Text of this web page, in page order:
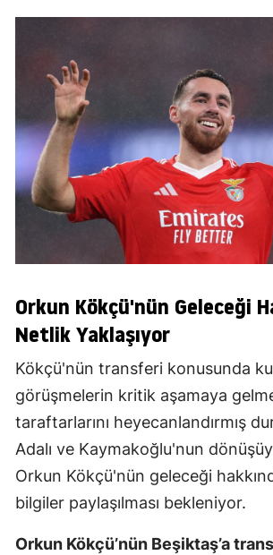
Orkun Kökçü'nün Geleceği
Netlik Yaklaşıyor
Kökçü'nün transferi konusunda
görüşmelerin kritik aşamaya
taraftarlarını heyecanlandırmış
Adalı ve Kaymakoğlu'nun
Orkun Kökçü'nün geleceği
bilgiler paylaşılması bekleniyor.
Orkun Kökçü’nün Beşiktaş’a